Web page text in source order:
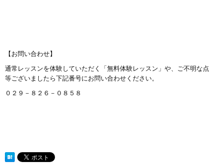
【お問い合わせ】
通常レッスンを体験していただく「無料体験レッスン」や、ご不明な点
等ございましたら下記番号にお問い合わせください。
０２９－８２６－０８５８